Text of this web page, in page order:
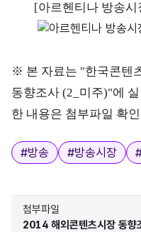
[아르헨티나 방송시
※ 본 자료는 "한국콘텐
동향조사 (2_미주)"에
한 내용은 첨부파일 확인
태그
#방송 #방송시장
첨부파일
2014 해외콘텐츠시장 동